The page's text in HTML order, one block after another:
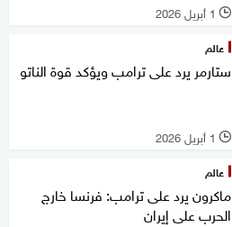
l 1 أبريل 2026
عالم
ستارمر يرد على ترامب ويؤكد قوة الناتو
l 1 أبريل 2026
عالم
ماكرون يرد على ترامب: فرنسا خارج
الحرب على إيران